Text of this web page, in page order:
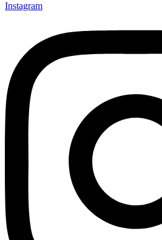
Instagram